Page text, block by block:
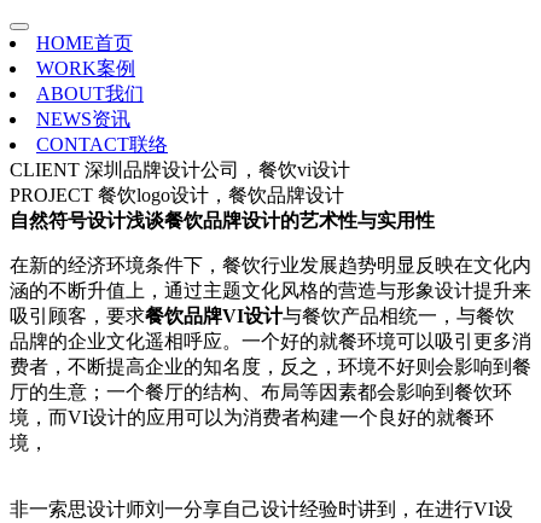
HOME首页
WORK案例
ABOUT我们
NEWS资讯
CONTACT联络
CLIENT 深圳品牌设计公司，餐饮vi设计
PROJECT 餐饮logo设计，餐饮品牌设计
自然符号设计浅谈餐饮品牌设计的艺术性与实用性
在新的经济环境条件下，餐饮行业发展趋势明显反映在文化内
涵的不断升值上，通过主题文化风格的营造与形象设计提升来
吸引顾客，要求餐饮品牌VI设计与餐饮产品相统一，与餐饮
品牌的企业文化遥相呼应。一个好的就餐环境可以吸引更多消
费者，不断提高企业的知名度，反之，环境不好则会影响到餐
厅的生意；一个餐厅的结构、布局等因素都会影响到餐饮环
境，而VI设计的应用可以为消费者构建一个良好的就餐环
境，
非一索思设计师刘一分享自己设计经验时讲到，在进行VI设